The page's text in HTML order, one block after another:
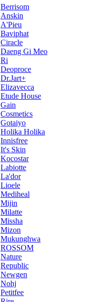
Berrisom
Anskin
A'Pieu
Baviphat
Ciracle
Daeng Gi Meo
Ri
Deoproce
Dr.Jart+
Elizavecca
Etude House
Gain
Cosmetics
Gotaiyo
Holika Holika
Innisfree
It's Skin
Kocostar
Labiotte
La'dor
Lioele
Mediheal
Mijin
Milatte
Missha
Mizon
Mukunghwa
ROSSOM
Nature
Republic
Newgen
Nohj
Petitfee